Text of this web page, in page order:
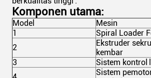
Komponen utama:
Model Mesin
1
Spiral Loader
2
Ekstruder
kembar
3
Sistem kontrol
Sistem